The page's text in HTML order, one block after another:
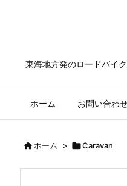
東海地方発のロードバイ
ホーム お問い合わ
ホーム > Caravan